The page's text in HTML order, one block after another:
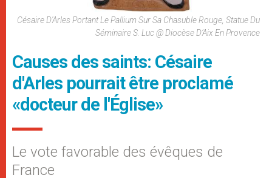
Césaire D'Arles Portant Le Pallium Sur Sa Chasuble Rouge, Statue Du
Séminaire S. Luc @ Diocèse D’Aix En Provence
Causes des saints: Césaire
d'Arles pourrait être proclamé
«docteur de l'Église»
Le vote favorable des évêques de
France